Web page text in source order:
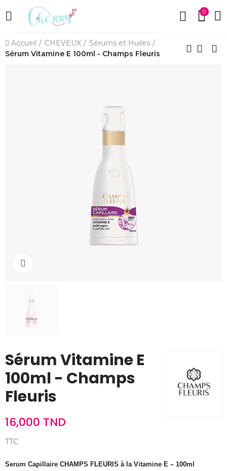
0
Accueil CHEVEUX
Sérums et Huiles
Sérum Vitamine E 100ml - Champs Fleuris
Sérum Vitamine E
100ml - Champs
Fleuris
16,000 TND
TTC
Serum Capillaire CHAMPS FLEURIS à la Vitamine E – 100ml